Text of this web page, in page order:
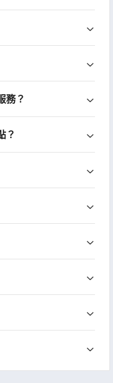
務？
？